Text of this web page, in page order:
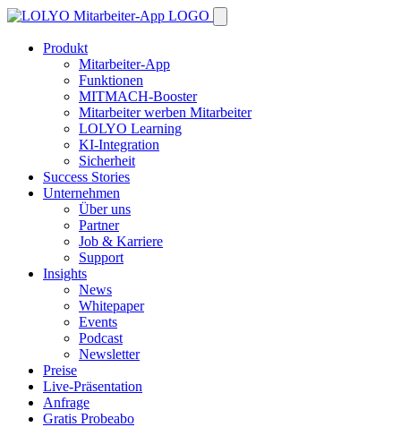
Produkt
Mitarbeiter-App
Funktionen
MITMACH-Booster
Mitarbeiter werben Mitarbeiter
LOLYO Learning
KI-Integration
Sicherheit
Success Stories
Unternehmen
Über uns
Partner
Job & Karriere
Support
Insights
News
Whitepaper
Events
Podcast
Newsletter
Preise
Live-Präsentation
Anfrage
Gratis Probeabo